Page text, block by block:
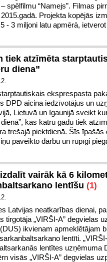
spēlfilmu “Namejs”. Filmas
Projekta kopējās
- 3 miljoni latu apmērā,
tiek atzīmēta
diena”
eksprespasta
DPD aicina iedzīvotājus un
Lietuvā un Igaunijā sveikt
dienā”, kas katru gadu tiek
trešajā piektdienā. Šīs īpašās
paveikto darbu un rūpīgi
vairāk kā 6
lentīšu (1)
Latvijas neatkarības dienai,
tirgotāja „VIRŠI-A” degvielas
ikvienam apmeklētājam
lentīti.
lentītes uzņēmuma
visās „VIRŠI-A” degvielas